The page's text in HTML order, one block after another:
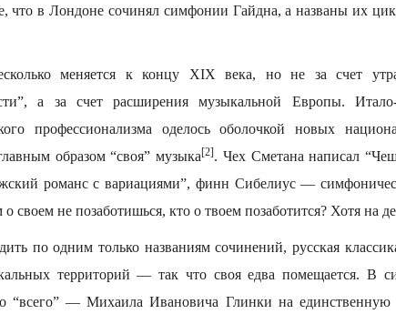
что в Лондоне сочинял симфонии Гайдна, а названы их
меняется к концу XIX века, но не за счет
а за счет расширения музыкальной Европы. Итало-
профессионализма оделось оболочкой новых
образом “своя” музыка[2]. Чех Сметана написал
романс с вариациями”, финн Сибелиус —
своем не позаботишься, кто о твоем позаботится? Хотя на
по одним только названиям сочинений, русская
территорий — так что своя едва помещается. В
“всего” — Михаила Ивановича Глинки на единственную